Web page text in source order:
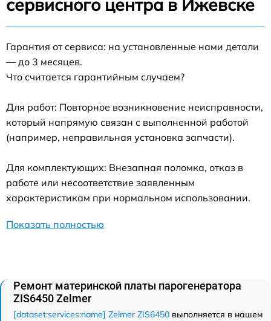
сервисного центра в Ижевске
Гарантия от сервиса: на установленные нами детали
— до 3 месяцев.
Что считается гарантийным случаем?
Для работ: Повторное возникновение неисправности,
который напрямую связан с выполненной работой
(например, неправильная установка запчасти).
Для комплектующих: Внезапная поломка, отказ в
работе или несоответствие заявленным
характеристикам при нормальном использовании.
Показать полностью
Ремонт материнской платы парогенератора
ZIS6450 Zelmer
[dataset:services:name] Zelmer ZIS6450 выполняется в нашем